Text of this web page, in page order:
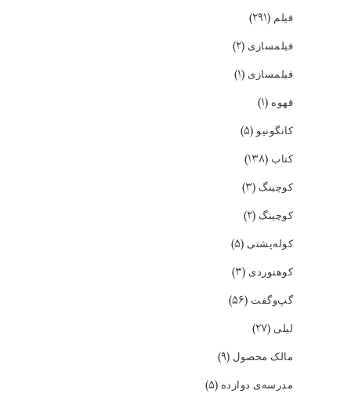
فیلم (۲۹۱)
فیلمسازی (۲)
فیلمسازی (۱)
قهوه (۱)
کانگونیو(۵)
کتاب (۱۳۸)
کوچینگ (۳)
کوچینگ (۲)
کوله‌پشتی (۵)
کوهنوردی (۳)
گپ‌و‌گفت (۵۶)
لیلی (۲۷)
مالک محصول (۹)
مدرسه‌ی دوازده (۵)